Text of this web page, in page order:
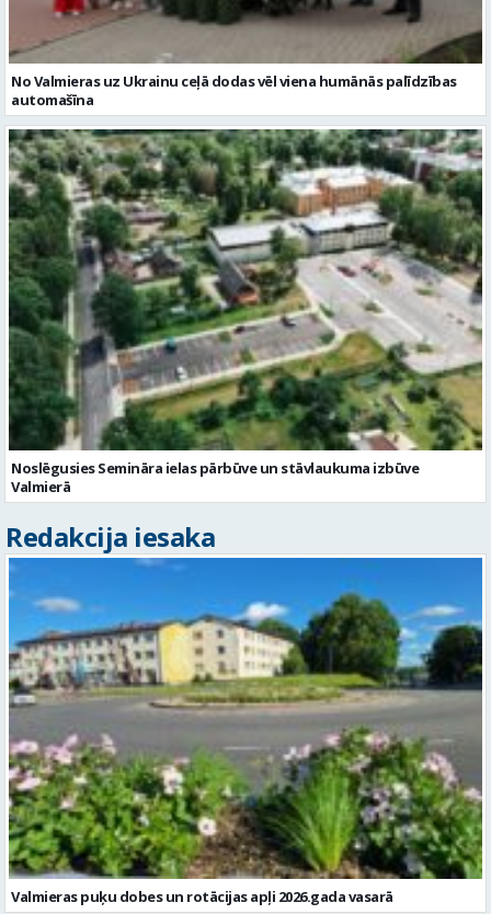
No Valmieras uz Ukrainu ceļā dodas vēl viena humānās palīdzības
automašīna
Noslēgusies Semināra ielas pārbūve un stāvlaukuma izbūve
Valmierā
Redakcija iesaka
Valmieras puķu dobes un rotācijas apļi 2026.gada vasarā